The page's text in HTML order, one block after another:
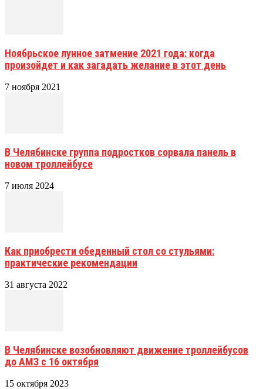
Ноябрьское лунное затмение 2021 года: когда
произойдет и как загадать желание в этот день
7 ноября 2021
В Челябинске группа подростков сорвала панель в
новом троллейбусе
7 июля 2024
Как приобрести обеденный стол со стульями:
практические рекомендации
31 августа 2022
В Челябинске возобновляют движение троллейбусов
до АМЗ с 16 октября
15 октября 2023